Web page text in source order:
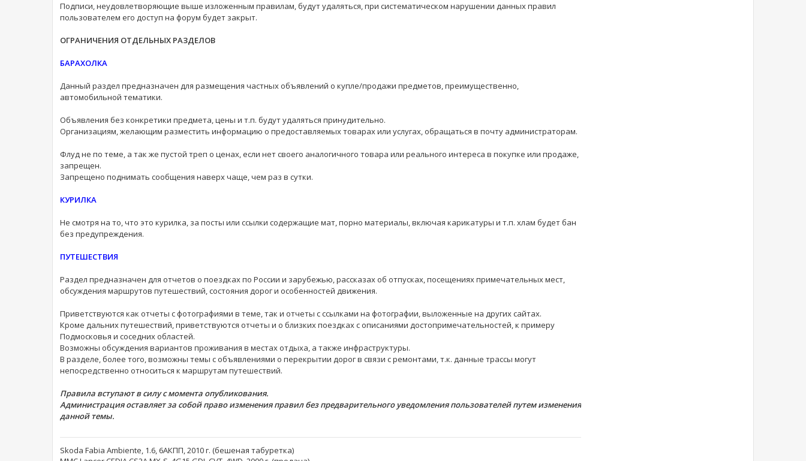
Подписи, неудовлетворяющие выше изложенным правилам, будут удаляться, при систематическом нарушении данных правил
пользователем его доступ на форум будет закрыт.
ОГРАНИЧЕНИЯ ОТДЕЛЬНЫХ РАЗДЕЛОВ
БАРАХОЛКА
Данный раздел предназначен для размещения частных объявлений о купле/продажи предметов, преимущественно,
автомобильной тематики.
Объявления без конкретики предмета, цены и т.п. будут удаляться принудительно.
Организациям, желающим разместить информацию о предоставляемых товарах или услугах, обращаться в почту администраторам.
Флуд не по теме, а так же пустой треп о ценах, если нет своего аналогичного товара или реального интереса в покупке или продаже,
запрещен.
Запрещено поднимать сообщения наверх чаще, чем раз в сутки.
КУРИЛКА
Не смотря на то, что это курилка, за посты или ссылки содержащие мат, порно материалы, включая карикатуры и т.п. хлам будет бан
без предупреждения.
ПУТЕШЕСТВИЯ
Раздел предназначен для отчетов о поездках по России и зарубежью, рассказах об отпусках, посещениях примечательных мест,
обсуждения маршрутов путешествий, состояния дорог и особенностей движения.
Приветствуются как отчеты с фотографиями в теме, так и отчеты с ссылками на фотографии, выложенные на других сайтах.
Кроме дальних путешествий, приветствуются отчеты и о близких поездках с описаниями достопримечательностей, к примеру
Подмосковья и соседних областей.
Возможны обсуждения вариантов проживания в местах отдыха, а также инфраструктуры.
В разделе, более того, возможны темы с объявлениями о перекрытии дорог в связи с ремонтами, т.к. данные трассы могут
непосредственно относиться к маршрутам путешествий.
Правила вступают в силу с момента опубликования.
Администрация оставляет за собой право изменения правил без предварительного уведомления пользователей путем изменения
данной темы.
Skoda Fabia Ambiente, 1.6, 6АКПП, 2010 г. (бешеная табуретка)